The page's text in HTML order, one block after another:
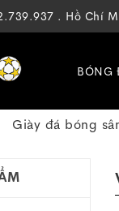
. Hồ Chí
BÓNG
Giày đá bóng